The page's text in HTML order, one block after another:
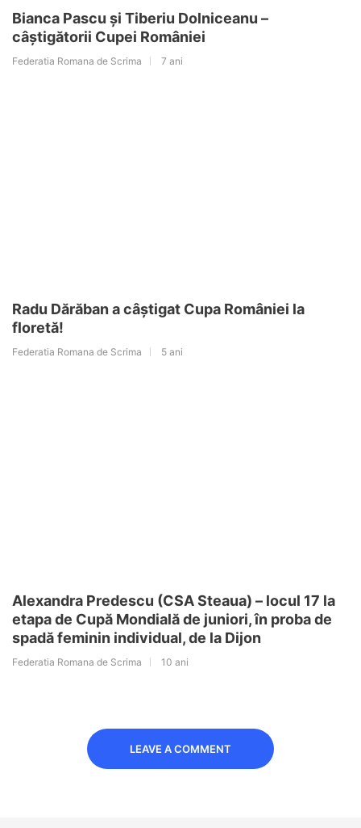
Bianca Pascu și Tiberiu Dolniceanu –
câștigătorii Cupei României
Federatia Romana de Scrima 7 ani
Radu Dărăban a câștigat Cupa României la
floretă!
Federatia Romana de Scrima 5 ani
Alexandra Predescu (CSA Steaua) – locul 17 la
etapa de Cupă Mondială de juniori, în proba de
spadă feminin individual, de la Dijon
Federatia Romana de Scrima 10 ani
LEAVE A COMMENT